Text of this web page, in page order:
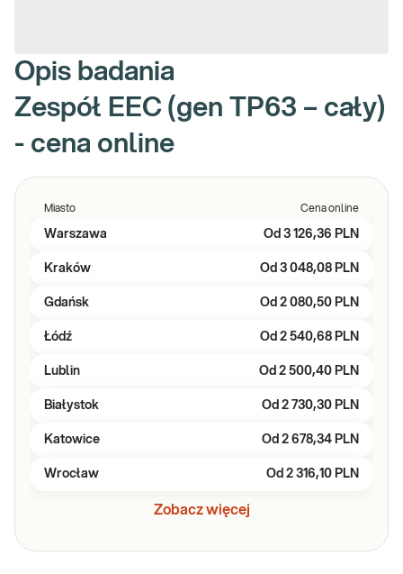
Opis badania
Zespół EEC (gen TP63 – cały)
- cena online
Miasto Cena online
Warszawa Od 3 126,36 PLN
Kraków Od 3 048,08 PLN
Gdańsk Od 2 080,50 PLN
Łódź Od 2 540,68 PLN
Lublin Od 2 500,40 PLN
Białystok Od 2 730,30 PLN
Katowice Od 2 678,34 PLN
Wrocław Od 2 316,10 PLN
Zobacz więcej